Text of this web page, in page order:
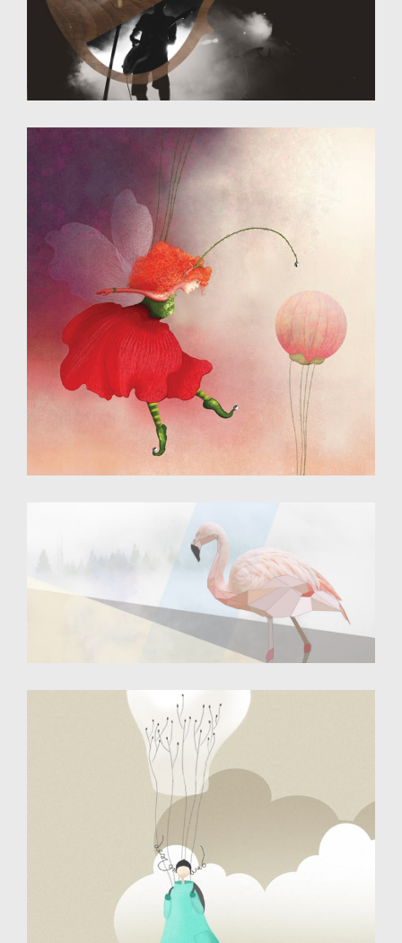
Illustration - photomontage
Destiné à un site web pour luthier
Illustration - Dessin numérique
Destinée aux éditions jeunesse
Illustration - dessin numérique
Destinée au web
Illustration - dessin numérique
Destiné au web